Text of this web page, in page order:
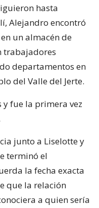
hasta
Alejandro encontró
un almacén de
trabajadores
departamentos en
del Valle del Jerte.
y fue la primera vez
junto a Liselotte y
terminó el
la fecha exacta
que la relación
a quien sería